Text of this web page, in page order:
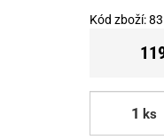
Kód zboží:
ks